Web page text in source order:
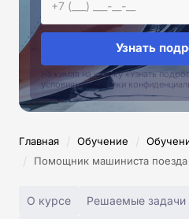
Узнать
Нажимая на кнопку «Узнать
условиями политики
Главная / Обучение /
/ Помощник машиниста поезда
О курсе Решаемые задачи